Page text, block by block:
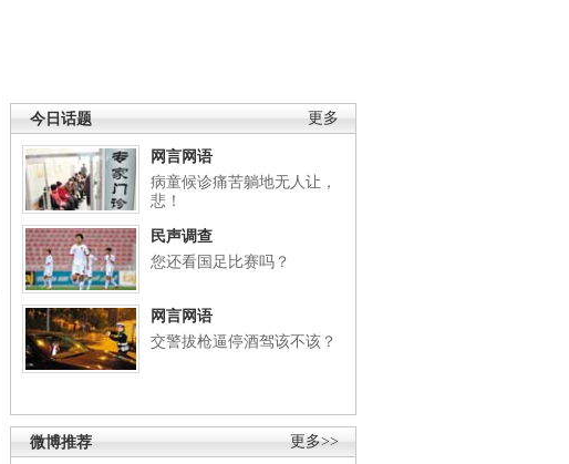
更多
今日话题
网言网语
病童候诊痛苦躺地无人让，
悲！
民声调查
您还看国足比赛吗？
网言网语
交警拔枪逼停酒驾该不该？
更多>>
微博推荐